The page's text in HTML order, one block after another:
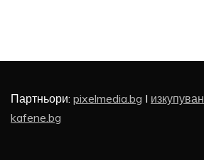
Партньори: pixelmedia.bg I
kafene.bg